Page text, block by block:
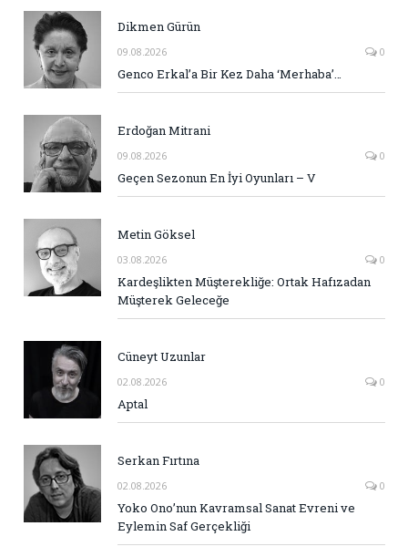
Dikmen Gürün
09.08.2026 0
Genco Erkal’a Bir Kez Daha ‘Merhaba’…
Erdoğan Mitrani
09.08.2026 0
Geçen Sezonun En İyi Oyunları – V
Metin Göksel
03.08.2026 0
Kardeşlikten Müşterekliğe: Ortak Hafızadan
Müşterek Geleceğe
Cüneyt Uzunlar
02.08.2026 0
Aptal
Serkan Fırtına
02.08.2026 0
Yoko Ono’nun Kavramsal Sanat Evreni ve
Eylemin Saf Gerçekliği